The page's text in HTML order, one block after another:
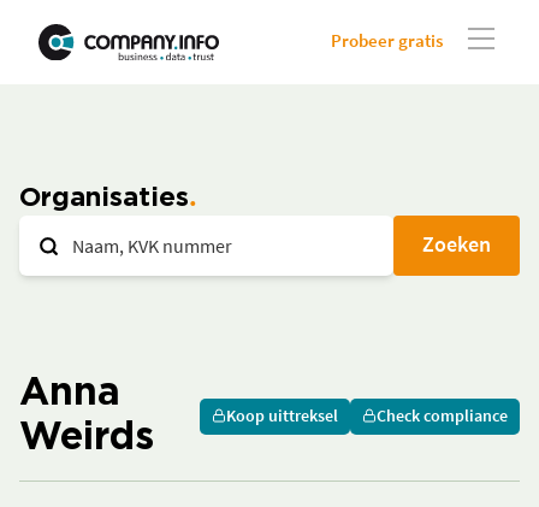
Probeer gratis
Organisaties
Zoeken
Anna
Weirds
Koop uittreksel Check compliance